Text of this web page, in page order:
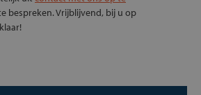
bespreken. Vrijblijvend, bij u op